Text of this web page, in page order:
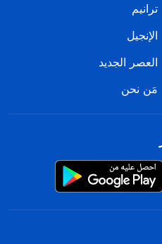
ترانيم
الإنجيل
العصر الجديد
مَن نحن